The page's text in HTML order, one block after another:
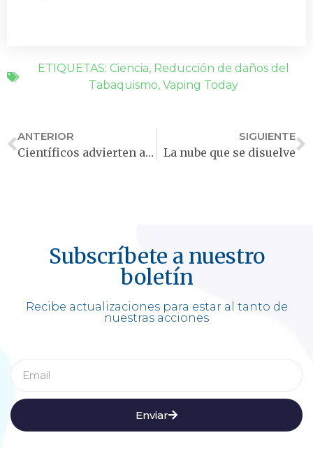
ETIQUETAS: Ciencia, Reducción de daños del
Tabaquismo, Vaping Today
ANTERIOR
Científicos advierten a Bruselas: “Gravar las alternativas al tabaco es un error de salud pública”
SIGUIENTE
La nube que se disuelve
Subscríbete a nuestro
boletín
Recibe actualizaciones para estar al tanto de
nuestras acciones
Enviar